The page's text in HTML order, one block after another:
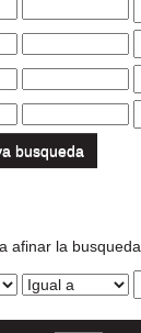
busqueda
afinar la busqueda.